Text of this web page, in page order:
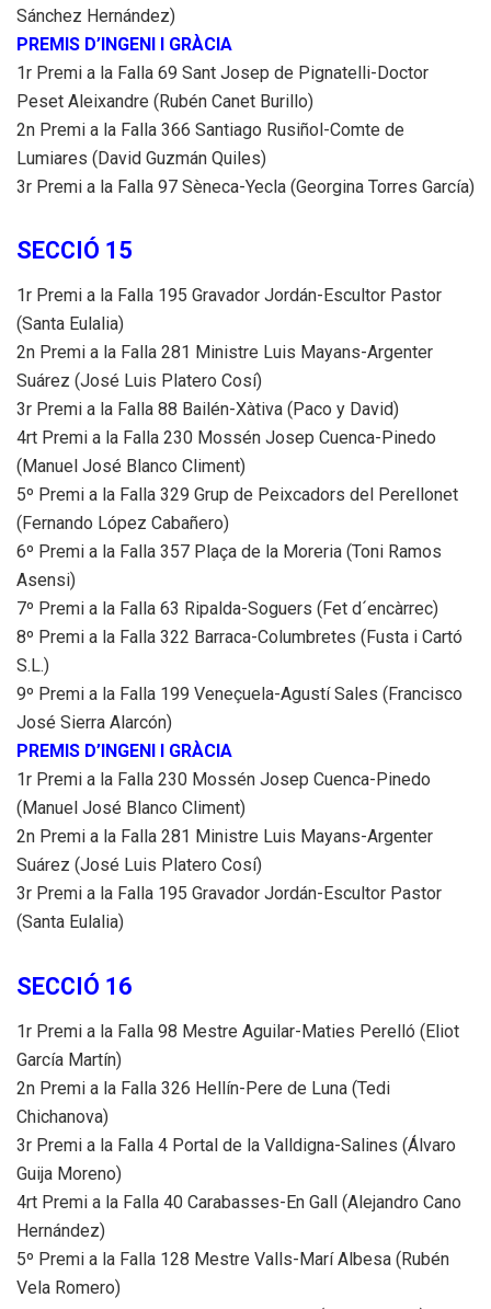
Sánchez Hernández)
PREMIS D’INGENI I GRÀCIA
1r Premi a la Falla 69 Sant Josep de Pignatelli-Doctor
Peset Aleixandre (Rubén Canet Burillo)
2n Premi a la Falla 366 Santiago Rusiñol-Comte de
Lumiares (David Guzmán Quiles)
3r Premi a la Falla 97 Sèneca-Yecla (Georgina Torres García)
SECCIÓ 15
1r Premi a la Falla 195 Gravador Jordán-Escultor Pastor
(Santa Eulalia)
2n Premi a la Falla 281 Ministre Luis Mayans-Argenter
Suárez (José Luis Platero Cosí)
3r Premi a la Falla 88 Bailén-Xàtiva (Paco y David)
4rt Premi a la Falla 230 Mossén Josep Cuenca-Pinedo
(Manuel José Blanco Climent)
5º Premi a la Falla 329 Grup de Peixcadors del Perellonet
(Fernando López Cabañero)
6º Premi a la Falla 357 Plaça de la Moreria (Toni Ramos
Asensi)
7º Premi a la Falla 63 Ripalda-Soguers (Fet d´encàrrec)
8º Premi a la Falla 322 Barraca-Columbretes (Fusta i Cartó
S.L.)
9º Premi a la Falla 199 Veneçuela-Agustí Sales (Francisco
José Sierra Alarcón)
PREMIS D’INGENI I GRÀCIA
1r Premi a la Falla 230 Mossén Josep Cuenca-Pinedo
(Manuel José Blanco Climent)
2n Premi a la Falla 281 Ministre Luis Mayans-Argenter
Suárez (José Luis Platero Cosí)
3r Premi a la Falla 195 Gravador Jordán-Escultor Pastor
(Santa Eulalia)
SECCIÓ 16
1r Premi a la Falla 98 Mestre Aguilar-Maties Perelló (Eliot
García Martín)
2n Premi a la Falla 326 Hellín-Pere de Luna (Tedi
Chichanova)
3r Premi a la Falla 4 Portal de la Valldigna-Salines (Álvaro
Guija Moreno)
4rt Premi a la Falla 40 Carabasses-En Gall (Alejandro Cano
Hernández)
5º Premi a la Falla 128 Mestre Valls-Marí Albesa (Rubén
Vela Romero)